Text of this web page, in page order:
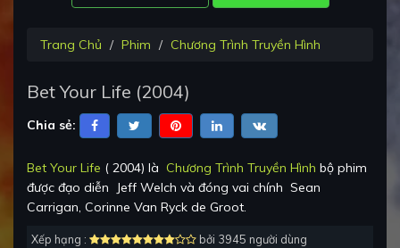
Trang Chủ Phim Chương Trình Truyền Hình
Bet Your Life (2004)
Chia sẻ:
Bet Your Life ( 2004) là Chương Trình Truyền Hình bộ phim
được đạo diễn
Jeff Welch và đóng vai chính Sean
Carrigan, Corinne Van Ryck de Groot.
Xếp hạng :
bởi 3945 người dùng